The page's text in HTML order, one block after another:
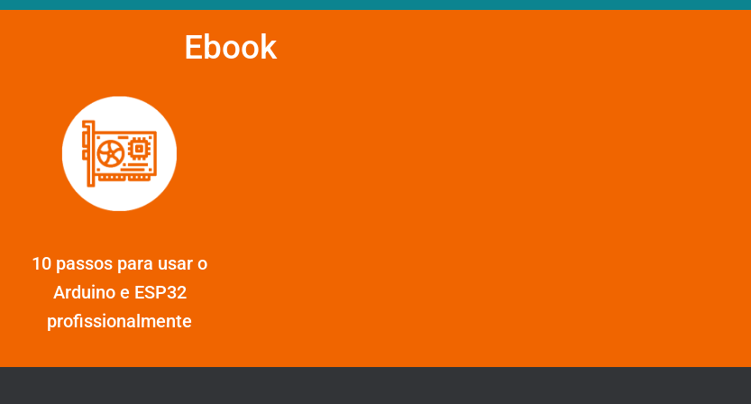
Ebook
10 passos para usar o
Arduino e ESP32
profissionalmente